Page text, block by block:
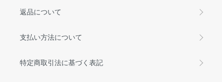
返品について
支払い方法について
特定商取引法に基づく表記